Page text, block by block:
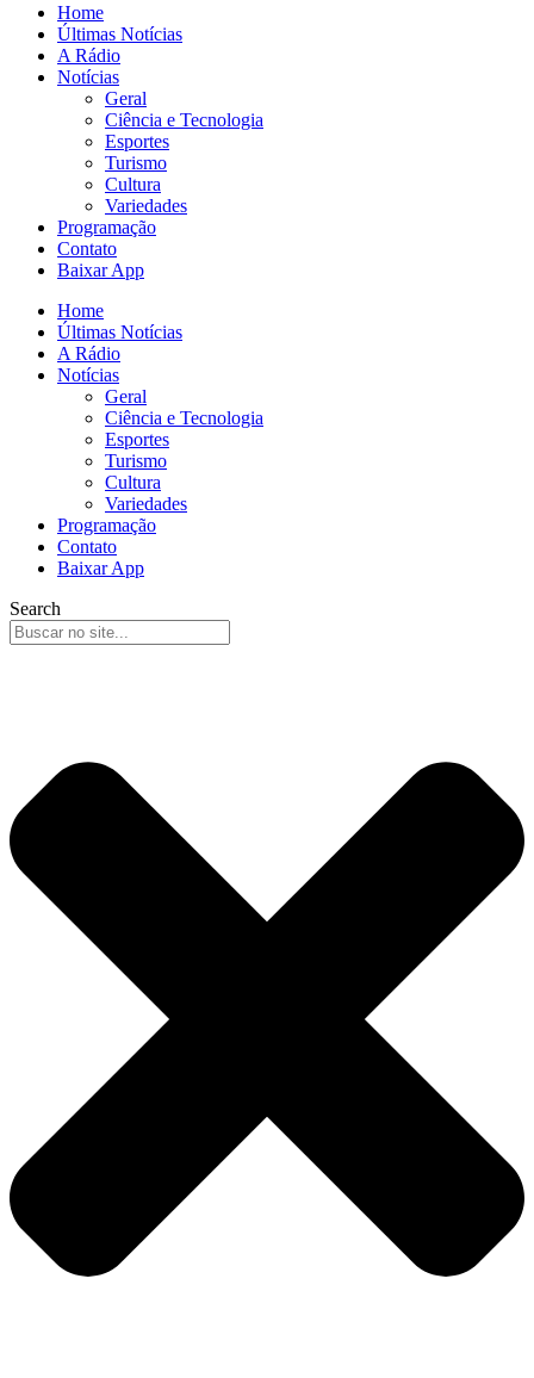
Home
Últimas Notícias
A Rádio
Notícias
Geral
Ciência e Tecnologia
Esportes
Turismo
Cultura
Variedades
Programação
Contato
Baixar App
Home
Últimas Notícias
A Rádio
Notícias
Geral
Ciência e Tecnologia
Esportes
Turismo
Cultura
Variedades
Programação
Contato
Baixar App
Search